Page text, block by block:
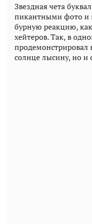
Звездная чета
пикантными фото и
бурную реакцию,
хейтеров. Так, в
солнце лысину, но и